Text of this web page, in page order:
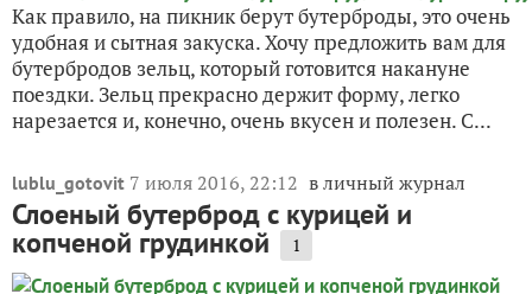
Как правило, на пикник берут бутерброды, это очень
удобная и сытная закуска. Хочу предложить вам для
бутербродов зельц, который готовится накануне
поездки. Зельц прекрасно держит форму, легко
нарезается и, конечно, очень вкусен и полезен. С...
lublu_gotovit 7 июля 2016, 22:12 в личный журнал
Слоеный бутерброд с курицей и
копченой грудинкой 1